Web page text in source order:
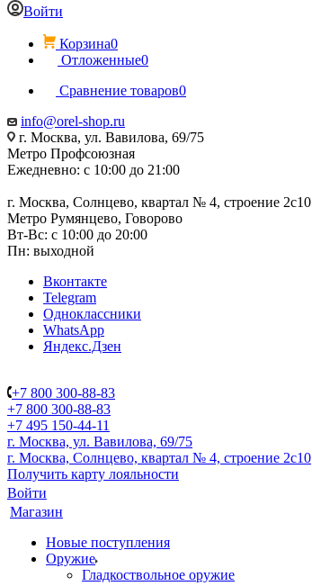
Войти
Корзина0
Отложенные0
Сравнение товаров0
info@orel-shop.ru
г. Москва, ул. Вавилова, 69/75
Метро Профсоюзная
Ежедневно: с 10:00 до 21:00
г. Москва, Солнцево, квартал № 4, строение 2с10
Метро Румянцево, Говорово
Вт-Вс: с 10:00 до 20:00
Пн: выходной
Вконтакте
Telegram
Одноклассники
WhatsApp
Яндекс.Дзен
+7 800 300-88-83
+7 800 300-88-83
+7 495 150-44-11
г. Москва, ул. Вавилова, 69/75
г. Москва, Солнцево, квартал № 4, строение 2с10
Получить карту лояльности
Войти
Магазин
Новые поступления
Оружие
Гладкоствольное оружие